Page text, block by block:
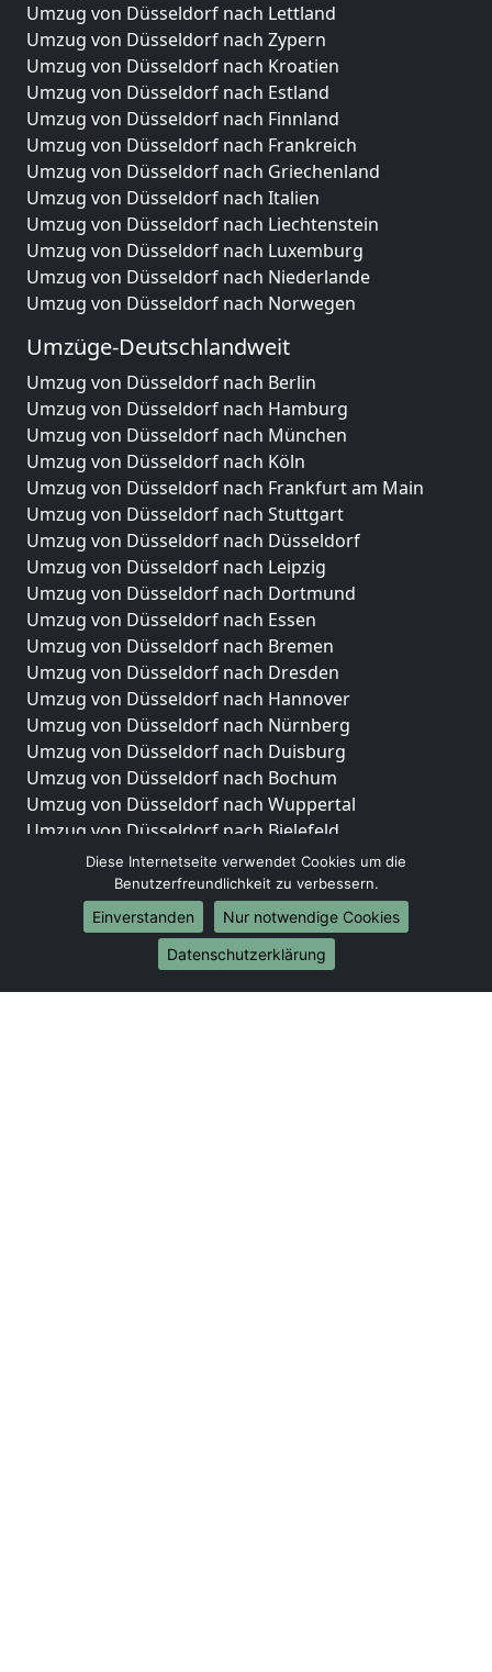
Umzug von Düsseldorf nach Lettland
Umzug von Düsseldorf nach Zypern
Umzug von Düsseldorf nach Kroatien
Umzug von Düsseldorf nach Estland
Umzug von Düsseldorf nach Finnland
Umzug von Düsseldorf nach Frankreich
Umzug von Düsseldorf nach Griechenland
Umzug von Düsseldorf nach Italien
Umzug von Düsseldorf nach Liechtenstein
Umzug von Düsseldorf nach Luxemburg
Umzug von Düsseldorf nach Niederlande
Umzug von Düsseldorf nach Norwegen
Umzüge-Deutschlandweit
Umzug von Düsseldorf nach Berlin
Umzug von Düsseldorf nach Hamburg
Umzug von Düsseldorf nach München
Umzug von Düsseldorf nach Köln
Umzug von Düsseldorf nach Frankfurt am Main
Umzug von Düsseldorf nach Stuttgart
Umzug von Düsseldorf nach Düsseldorf
Umzug von Düsseldorf nach Leipzig
Umzug von Düsseldorf nach Dortmund
Umzug von Düsseldorf nach Essen
Umzug von Düsseldorf nach Bremen
Umzug von Düsseldorf nach Dresden
Umzug von Düsseldorf nach Hannover
Umzug von Düsseldorf nach Nürnberg
Umzug von Düsseldorf nach Duisburg
Umzug von Düsseldorf nach Bochum
Umzug von Düsseldorf nach Wuppertal
Umzug von Düsseldorf nach Bielefeld
Umzug von Düsseldorf nach Bonn
Umzug von Düsseldorf nach Münster
Internationale-Umzüge
Umzug von Düsseldorf nach Brasilien
Umzug von Düsseldorf nach Brunei Darussalam
Diese Internetseite verwendet Cookies um die
Benutzerfreundlichkeit zu verbessern.
Einverstanden
Nur notwendige Cookies
Datenschutzerklärung